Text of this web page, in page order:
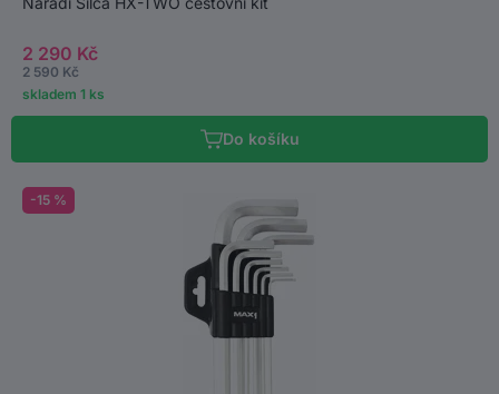
Do košíku
2 290 Kč
2 590 Kč
skladem 1 ks
-15 %